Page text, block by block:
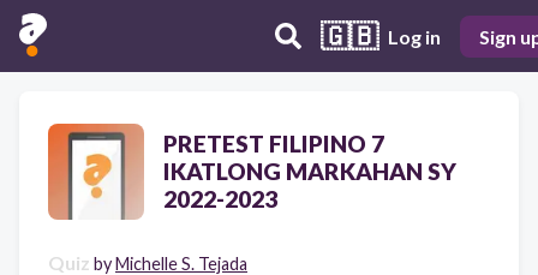
🇬🇧 Log in Sign
PRETEST FILIPINO 7
IKATLONG MARKAHAN SY
2022-2023
Quiz byMichelle S. Tejada